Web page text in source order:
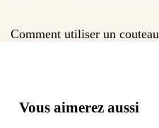
Comment utiliser un couteau
Vous aimerez aussi